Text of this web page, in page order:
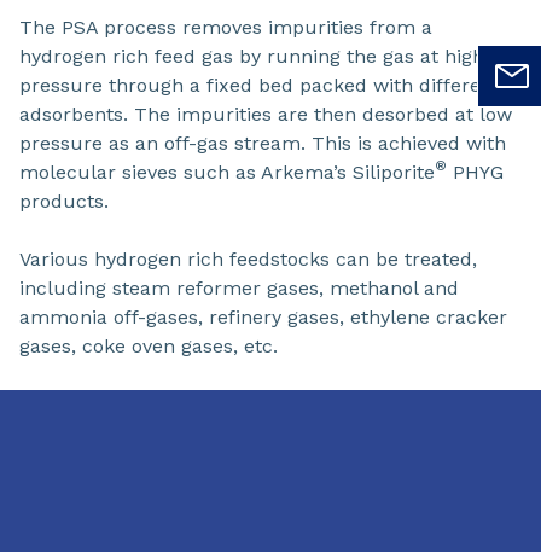
The PSA process removes impurities from a
hydrogen rich feed gas by running the gas at high
pressure through a fixed bed packed with different
adsorbents. The impurities are then desorbed at low
pressure as an off-gas stream. This is achieved with
molecular sieves such as Arkema’s Siliporite® PHYG
products.
Various hydrogen rich feedstocks can be treated,
including steam reformer gases, methanol and
ammonia off-gases, refinery gases, ethylene cracker
gases, coke oven gases, etc.